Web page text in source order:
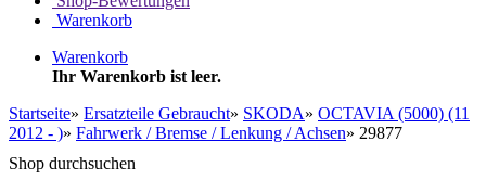
Warenkorb
Warenkorb
Ihr Warenkorb ist leer.
Startseite» Ersatzteile Gebraucht» SKODA» OCTAVIA (5000) (11
2012 - )» Fahrwerk / Bremse / Lenkung / Achsen» 29877
Shop durchsuchen